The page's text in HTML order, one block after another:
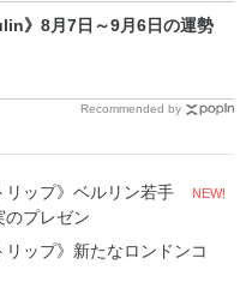
》8月7日～9月6日の運勢
Recommended by
リップ》ベルリン若手
プレゼン
NEW!
リップ》新たなロンドンコ